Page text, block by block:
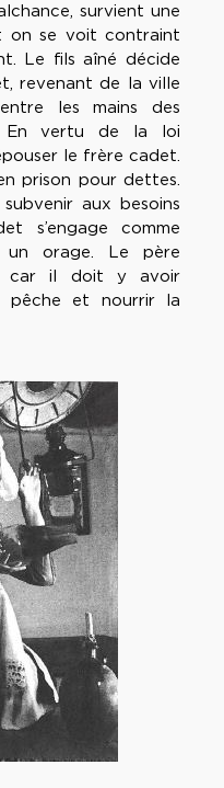
survient une
on se voit contraint
Le fils aîné décide
revenant de la ville
les mains des
En vertu de la loi
le frère cadet.
prison pour dettes.
aux besoins
s’engage comme
orage. Le père
car il doit y avoir
pêche et nourrir la